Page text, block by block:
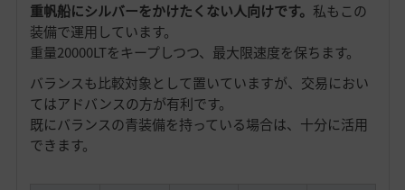
重帆船にシルバーをかけたくない人向けです。 私もこの
装備で運用しています。
重量20000LTをキープしつつ、最大限速度を保ちます。
バランスも比較対象として置いていますが、交易におい
てはアドバンスの方が有利です。
既にバランスの青装備を持っている場合は、十分に活用
できます。